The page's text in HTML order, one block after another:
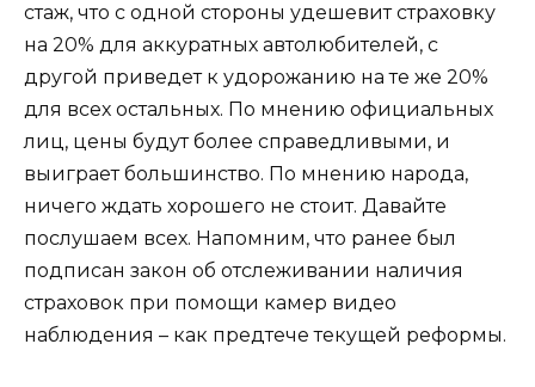
стаж, что с одной стороны удешевит страховку
на 20% для аккуратных автолюбителей, с
другой приведет к удорожанию на те же 20%
для всех остальных. По мнению официальных
лиц, цены будут более справедливыми, и
выиграет большинство. По мнению народа,
ничего ждать хорошего не стоит. Давайте
послушаем всех. Напомним, что ранее был
подписан закон об отслеживании наличия
страховок при помощи камер видео
наблюдения – как предтече текущей реформы.